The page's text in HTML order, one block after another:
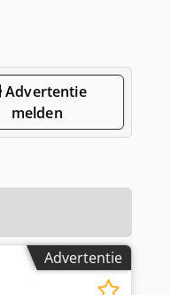
Advertentie
melden
Advertentie